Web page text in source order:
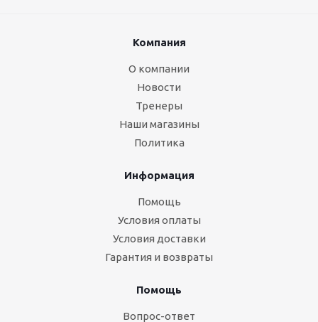
Компания
О компании
Новости
Тренеры
Наши магазины
Политика
Информация
Помощь
Условия оплаты
Условия доставки
Гарантия и возвраты
Помощь
Вопрос-ответ